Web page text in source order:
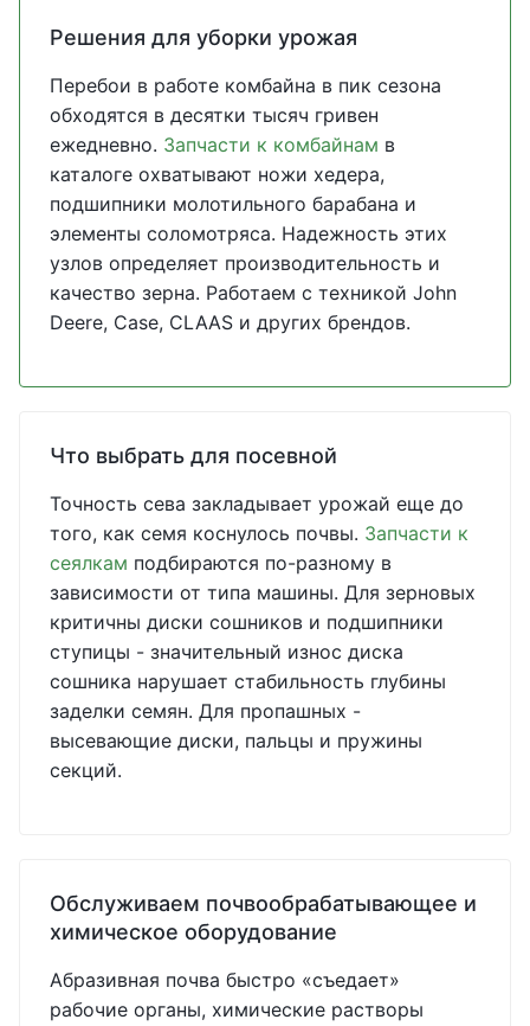
Решения для уборки урожая
Перебои в работе комбайна в пик сезона
обходятся в десятки тысяч гривен
ежедневно. Запчасти к комбайнам в
каталоге охватывают ножи хедера,
подшипники молотильного барабана и
элементы соломотряса. Надежность этих
узлов определяет производительность и
качество зерна. Работаем с техникой John
Deere, Case, CLAAS и других брендов.
Что выбрать для посевной
Точность сева закладывает урожай еще до
того, как семя коснулось почвы. Запчасти к
сеялкам подбираются по-разному в
зависимости от типа машины. Для зерновых
критичны диски сошников и подшипники
ступицы - значительный износ диска
сошника нарушает стабильность глубины
заделки семян. Для пропашных -
высевающие диски, пальцы и пружины
секций.
Обслуживаем почвообрабатывающее и
химическое оборудование
Абразивная почва быстро «съедает»
рабочие органы, химические растворы